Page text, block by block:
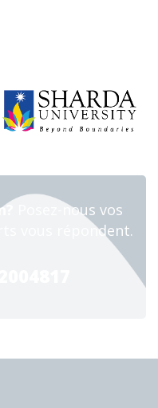
Posez-nous vos
vous répondent.